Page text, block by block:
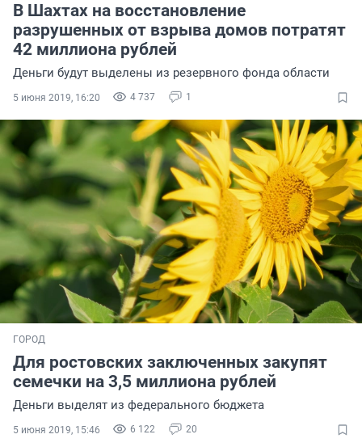
В Шахтах на восстановление
разрушенных от взрыва домов потратят
42 миллиона рублей
Деньги будут выделены из резервного фонда области
4 737 1
5 июня 2019, 16:20
ГОРОД
Для ростовских заключенных закупят
семечки на 3,5 миллиона рублей
Деньги выделят из федерального бюджета
6 122 20
5 июня 2019, 15:46